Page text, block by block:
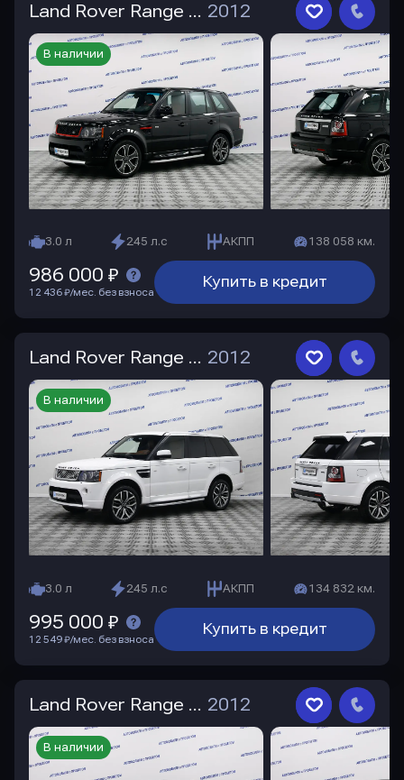
Land Rover Range Rover Sport 2012
3.0 л 245 л.с АКПП 138 058 км.
В наличии
Купить в кредит
986 000 ₽
12 436 ₽/мес. без взноса
Land Rover Range Rover Sport 2012
3.0 л 245 л.с АКПП 134 832 км.
В наличии
Купить в кредит
995 000 ₽
12 549 ₽/мес. без взноса
Land Rover Range Rover Sport 2012
В наличии